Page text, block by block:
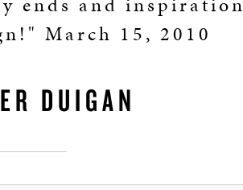
March 15, 2010
DUIGAN